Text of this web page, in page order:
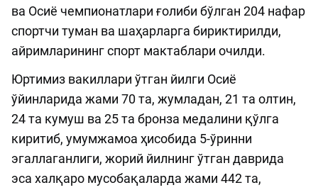
ва Осиё чемпионатлари ғолиби бўлган 204 нафар
спортчи туман ва шаҳарларга бириктирилди,
айримларининг спорт мактаблари очилди.
Юртимиз вакиллари ўтган йилги Осиё
ўйинларида жами 70 та, жумладан, 21 та олтин,
24 та кумуш ва 25 та бронза медалини қўлга
киритиб, умумжамоа ҳисобида 5-ўринни
эгаллаганлиги, жорий йилнинг ўтган даврида
эса халқаро мусобақаларда жами 442 та,